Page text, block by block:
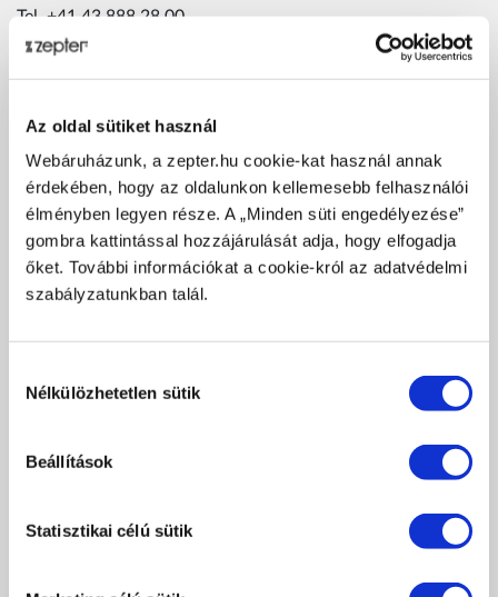
Az oldal sütiket használ
Webáruházunk, a zepter.hu cookie-kat használ annak
érdekében, hogy az oldalunkon kellemesebb felhasználói
élményben legyen része. A „Minden süti engedélyezése”
gombra kattintással hozzájárulását adja, hogy elfogadja
őket. További információkat a cookie-król az adatvédelmi
szabályzatunkban talál.
kiválasztása
Nélkülözhetetlen sütik
Beállítások
Statisztikai célú sütik
Tel. +41 43 888 28 00
Fax +41 43 888 28 99
Gawłowska 177 Str.
96-503 Sochaczew, Lengyelország
+48 46 863 50 27
ZEPTER INTERNATIONAL KD
Cvijiceva BB
Tel. +387 52 410 801/802
e-mail:mainoffice@zepter.ba
Tel. +49 2162 1 61 06